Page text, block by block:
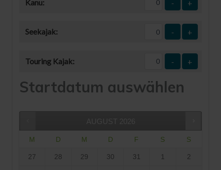
Kanu: - +
Seekajak: - +
Touring Kajak: - +
Startdatum auswählen
AUGUST 2026
M D M D F S S
27 28 29 30 31 1 2